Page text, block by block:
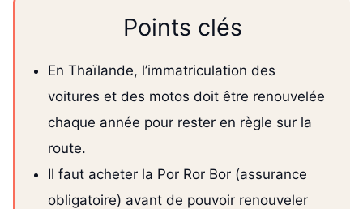
Points clés
En Thaïlande, l’immatriculation des
voitures et des motos doit être renouvelée
chaque année pour rester en règle sur la
route.
Il faut acheter la Por Ror Bor (assurance
obligatoire) avant de pouvoir renouveler